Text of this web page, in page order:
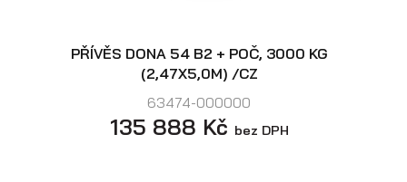
PŘÍVĚS DONA 54 B2 + POČ, 3000 KG
(2,47X5,0M) /CZ
63474-000000
135 888 Kč bez DPH